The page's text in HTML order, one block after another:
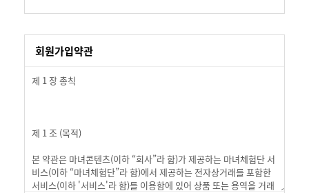
회원가입약관